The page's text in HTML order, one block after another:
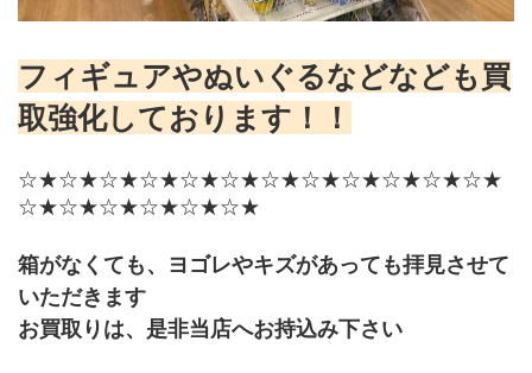
フィギュアやぬいぐるなどなども買
取強化しております！！
☆★☆★☆★☆★☆★☆★☆★☆★☆★☆★☆★☆★
☆★☆★☆★☆★☆★☆★
箱がなくても、ヨゴレやキズがあっても拝見させて
いただきます
﻿お買取りは、是非当店へお持込み下さい